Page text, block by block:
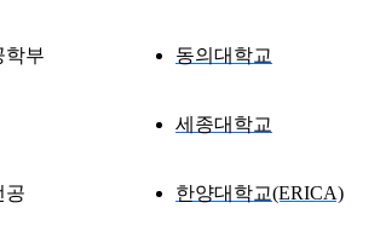
학부 동의대학교
세종대학교
공 한양대학교(ERICA)